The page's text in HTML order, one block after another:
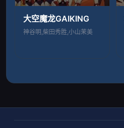
大空魔龙GAIKING
神谷明,柴田秀胜,小山茉美